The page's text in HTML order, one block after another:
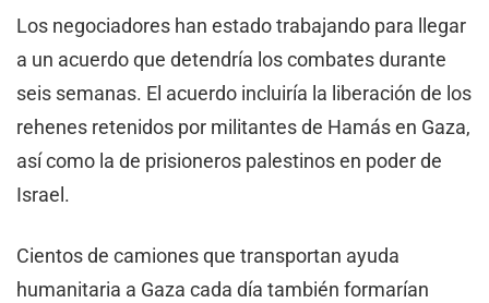
Los negociadores han estado trabajando para llegar
a un acuerdo que detendría los combates durante
seis semanas. El acuerdo incluiría la liberación de los
rehenes retenidos por militantes de Hamás en Gaza,
así como la de prisioneros palestinos en poder de
Israel.
Cientos de camiones que transportan ayuda
humanitaria a Gaza cada día también formarían